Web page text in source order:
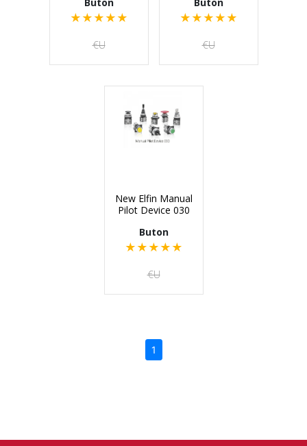
★ ★ ★ ★ ★
€U
★ ★ ★ ★ ★
€U
New Elfin Manual
Pilot Device 030
Buton
★ ★ ★ ★ ★
€U
1